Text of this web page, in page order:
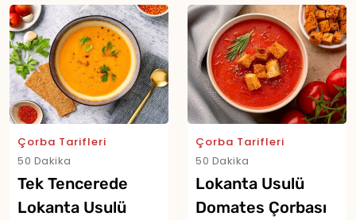
Çorba Tarifleri
50 Dakika
Tek Tencerede
Lokanta Usulü
Çorba Tarifleri
50 Dakika
Lokanta Usulü
Domates Çorbası